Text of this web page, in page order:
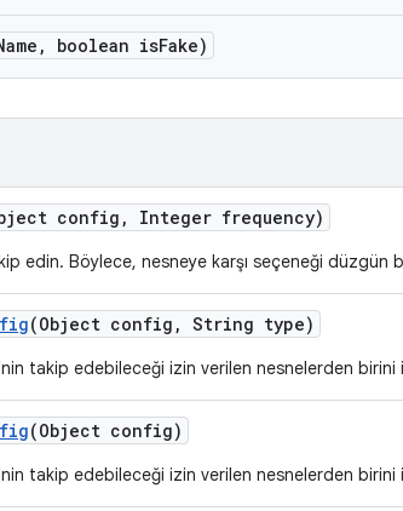
, boolean isFake)
config , Integer frequency)
edin. Böylece, nesneye karşı seçeneği düzgün
(Object config , String type)
takip edebileceği izin verilen nesnelerden birini
(Object config)
takip edebileceği izin verilen nesnelerden birini